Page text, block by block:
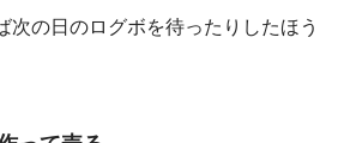
次の日のログボを待ったりしたほう